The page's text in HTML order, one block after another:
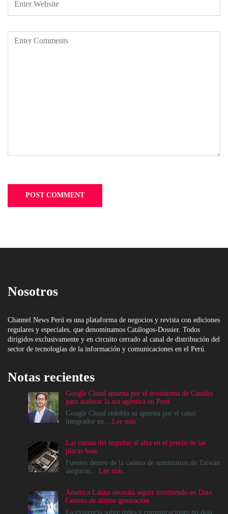
Nosotros
Channel News Perú es una plataforma de negocios y revista con ediciones
regulares y especiales, que denominamos Catálogos-Dossier. Todos
dirigidos exclusivamente y en circuito cerrado al canal de distribución del
sector de tecnologías de la información y comunicaciones en el Perú.
Notas recientes
Google Cloud apuesta por el ecosistema de Canales
para acelerar la era agéntica en Perú
Google Cloud redobla su apuesta por el canal
integrador en... Lee más:
apuesta
el
para
acelerar
la
Las causas del impulso al alza en el precio de las
placas base
Fuentes dentro de la cadena de suministros de Taiwán
aseguran... Lee más:
del
impulso
al
América Latina necesita seguir invirtiendo en Data
Centers de última generación
La exigencia sobre redes y comunicaciones no deja